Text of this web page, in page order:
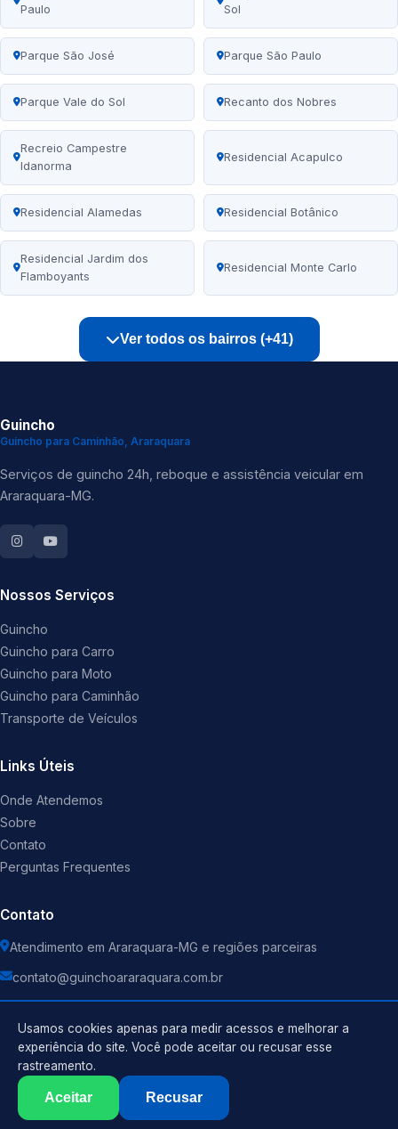
Paulo
Sol
Parque São José Parque São Paulo
Parque Vale do Sol Recanto dos Nobres
Recreio Campestre
Idanorma
Residencial Acapulco
Residencial Alamedas Residencial Botânico
Residencial Jardim dos
Flamboyants
Residencial Monte Carlo
Ver todos os bairros (+41)
Guincho
Guincho para Caminhão, Araraquara
Serviços de guincho 24h, reboque e assistência veicular em
Araraquara-MG.
Nossos Serviços
Guincho
Guincho para Carro
Guincho para Moto
Guincho para Caminhão
Transporte de Veículos
Links Úteis
Onde Atendemos
Sobre
Contato
Perguntas Frequentes
Contato
Atendimento em Araraquara-MG e regiões parceiras
contato@guinchoararaquara.com.br
Guincho . Todos os direitos reservados.
Usamos cookies apenas para medir acessos e melhorar a
experiência do site. Você pode aceitar ou recusar esse
rastreamento.
Aceitar Recusar